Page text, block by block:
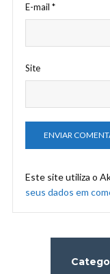
E-mail *
Site
Este site utiliza o
seus dados em